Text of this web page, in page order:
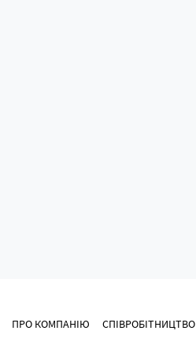
ПРО КОМПАНІЮ СПІВРОБІТНИЦТВО